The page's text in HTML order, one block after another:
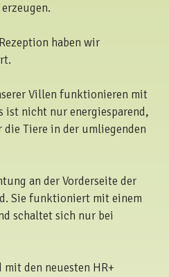
haben wir
Villen funktionieren mit
ist nicht nur energiesparend,
die Tiere in der umliegenden
an der Vorderseite der
Sie funktioniert mit einem
schaltet sich nur bei
mit den neuesten HR+